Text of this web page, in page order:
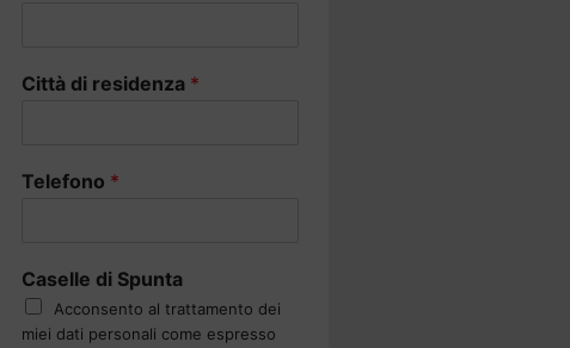
Città di residenza *
Telefono *
Caselle di Spunta
Acconsento al trattamento dei
miei dati personali come espresso